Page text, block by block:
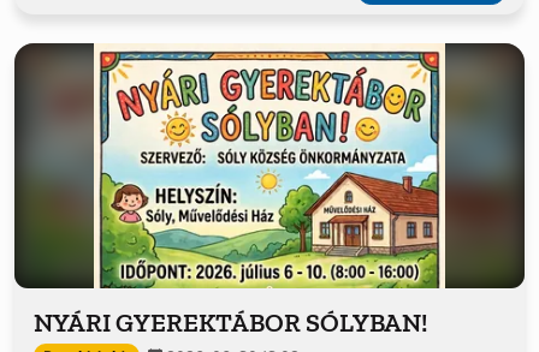
NYÁRI GYEREKTÁBOR SÓLYBAN!